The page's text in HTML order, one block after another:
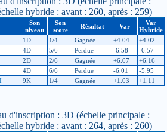
hybride : avant : 260, après : 259)
Son
niveau
Son
score
Résultat Var
Var
Hybride
1D 1/4 Gagnée +4.04
+4.02
4D 5/6 Perdue -6.58
-6.57
2D 2/6 Gagnée +6.07
+6.16
4D 6/6 Perdue -6.01
-5.95
9K 1/4 Gagnée +1.03 +1.11
d'inscription : 3D (échelle principale :
hybride : avant : 264, après : 260)